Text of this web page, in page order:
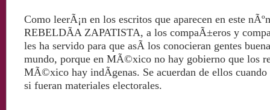
Como leerÃ¡n en los escritos que aparecen en este
REBELDÃA ZAPATISTA, a los compaÃ±eros y
les ha servido para que asÃ­ los conocieran gentes
mundo, porque en MÃ©xico no hay gobierno que los
MÃ©xico hay indÃ­genas. Se acuerdan de ellos cuando
si fueran materiales electorales.